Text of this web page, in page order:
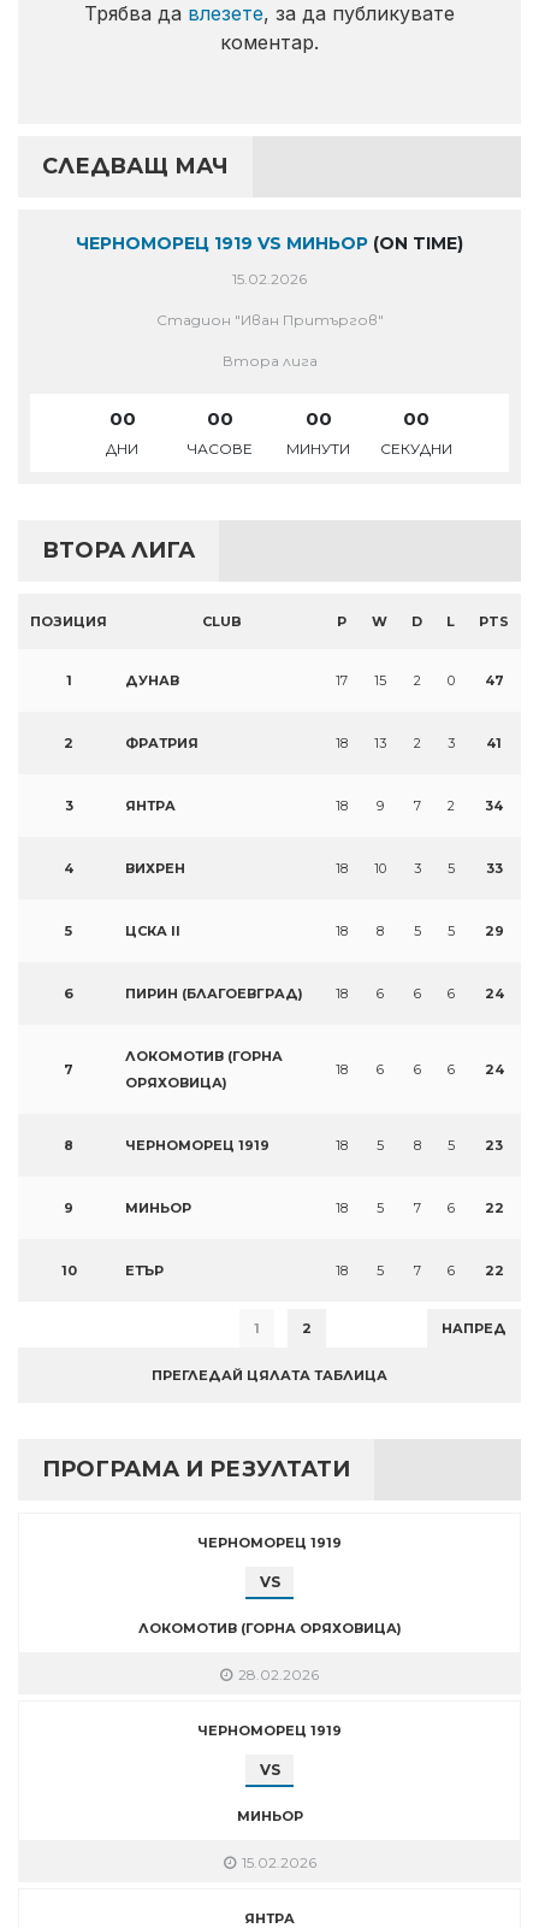
Трябва да влезете, за да публикувате
коментар.
СЛЕДВАЩ МАЧ
ЧЕРНОМОРЕЦ 1919 VS МИНЬОР (ON TIME)
15.02.2026
Стадион "Иван Притъргов"
Втора лига
00
ДНИ
00
ЧАСОВЕ
00
МИНУТИ
00
СЕКУДНИ
ВТОРА ЛИГА
ПОЗИЦИЯ CLUB P W D L PTS
1 ДУНАВ 17 15 2 0 47
2 ФРАТРИЯ 18 13 2 3 41
3 ЯНТРА 18 9 7 2 34
4 ВИХРЕН 18 10 3 5 33
5 ЦСКА II 18 8 5 5 29
6 ПИРИН (БЛАГОЕВГРАД) 18 6 6 6 24
7
ЛОКОМОТИВ (ГОРНА
ОРЯХОВИЦА)
18 6 6 6 24
8 ЧЕРНОМОРЕЦ 1919 18 5 8 5 23
9 МИНЬОР 18 5 7 6 22
10 ЕТЪР 18 5 7 6 22
1 2 НАПРЕД
ПРЕГЛЕДАЙ ЦЯЛАТА ТАБЛИЦА
ПРОГРАМА И РЕЗУЛТАТИ
ЧЕРНОМОРЕЦ 1919
VS
ЛОКОМОТИВ (ГОРНА ОРЯХОВИЦА)
28.02.2026
ЧЕРНОМОРЕЦ 1919
VS
МИНЬОР
15.02.2026
ЯНТРА